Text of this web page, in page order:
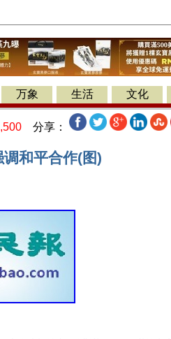
万象 生活 文化
分享：
和平合作(图)